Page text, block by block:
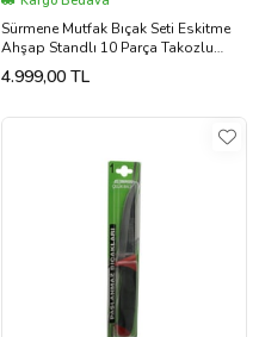
Sürmene Mutfak Bıçak Seti Eskitme
Ahşap Standlı 10 Parça Takozlu
Çeyiz Bıçak Set Sürbisa 61501
(Kahverengi)
4.999,00 TL